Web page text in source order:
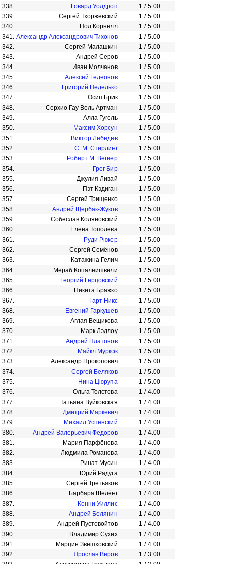
338.
Говард Уолдроп 1 / 5.00
339.
Сергей Тхоржевский 1 / 5.00
340.
Пол Корнелл 1 / 5.00
341. Александр Александрович Тихонов 1 / 5.00
342.
Сергей Малашкин 1 / 5.00
343.
Андрей Серов 1 / 5.00
344.
Иван Молчанов 1 / 5.00
345.
Алексей Гедеонов 1 / 5.00
346.
Григорий Неделько 1 / 5.00
347.
Осип Брик 1 / 5.00
348.
Серхио Гау Вель Артман 1 / 5.00
349.
Алла Гугель 1 / 5.00
350.
Максим Хорсун 1 / 5.00
351.
Виктор Лебедев 1 / 5.00
352.
С. М. Стирлинг 1 / 5.00
353.
Роберт М. Вегнер 1 / 5.00
354.
Грег Бир 1 / 5.00
355.
Джулия Ливай 1 / 5.00
356.
Пэт Кэдиган 1 / 5.00
357.
Сергей Трищенко 1 / 5.00
358.
Андрей Щербак-Жуков 1 / 5.00
359.
Собеслав Коляновский 1 / 5.00
360.
Елена Тополева 1 / 5.00
361.
Руди Рюкер 1 / 5.00
362.
Сергей Семёнов 1 / 5.00
363.
Катажина Гелич 1 / 5.00
364.
Мераб Копалеишвили 1 / 5.00
365.
Георгий Герцовский 1 / 5.00
366.
Никита Бражко 1 / 5.00
367.
Гарт Никс 1 / 5.00
368.
Евгений Гаркушев 1 / 5.00
369.
Аглая Вещикова 1 / 5.00
370.
Марк Лэдлоу 1 / 5.00
371.
Андрей Платонов 1 / 5.00
372.
Майкл Муркок 1 / 5.00
373.
Александр Прокопович 1 / 5.00
374.
Сергей Беляков 1 / 5.00
375.
Нина Цюрупа 1 / 5.00
376.
Ольга Толстова 1 / 4.00
377.
Татьяна Вуйковская 1 / 4.00
378.
Дмитрий Маркевич 1 / 4.00
379.
Михаил Успенский 1 / 4.00
380.
Андрей Валерьевич Федоров 1 / 4.00
381.
Мария Парфёнова 1 / 4.00
382.
Людмила Романова 1 / 4.00
383.
Ринат Мусин 1 / 4.00
384.
Юрий Радуга 1 / 4.00
385.
Сергей Третьяков 1 / 4.00
386.
Барбара Шелёнг 1 / 4.00
387.
Конни Уиллис 1 / 4.00
388.
Андрей Белянин 1 / 4.00
389.
Андрей Пустовойтов 1 / 4.00
390.
Владимир Сухих 1 / 4.00
391.
Марцин Звешховский 1 / 4.00
392.
Ярослав Веров 1 / 3.00